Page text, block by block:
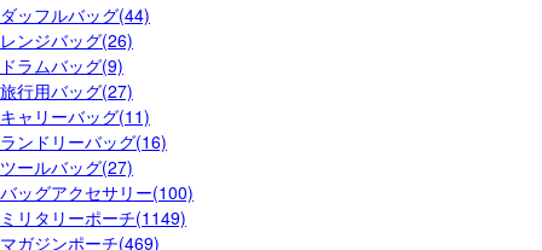
ダッフルバッグ(44)
レンジバッグ(26)
ドラムバッグ(9)
旅行用バッグ(27)
キャリーバッグ(11)
ランドリーバッグ(16)
ツールバッグ(27)
バッグアクセサリー(100)
ミリタリーポーチ(1149)
マガジンポーチ(469)